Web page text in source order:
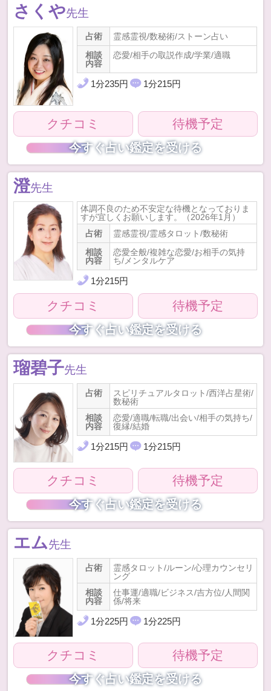
さくや先生
占術
霊感霊視/数秘術/ストーン占い
相談
内容
恋愛/相手の取説作成/学業/適職
1分235円 1分215円
クチコミ 待機予定
今すぐ占い鑑定を受ける
澄先生
体調不良のため不安定な待機となっておりま
すが宜しくお願いします。（2026年1月）
占術
霊感霊視/霊感タロット/数秘術
相談
内容
恋愛全般/複雑な恋愛/お相手の気持
ち/メンタルケア
1分215円
クチコミ 待機予定
今すぐ占い鑑定を受ける
瑠碧子先生
占術
スピリチュアルタロット/西洋占星術/
数秘術
相談
内容
恋愛/適職/転職/出会い/相手の気持ち/
復縁/結婚
1分215円 1分215円
クチコミ 待機予定
今すぐ占い鑑定を受ける
エム先生
占術
霊感タロット/ルーン/心理カウンセリ
ング
相談
内容
仕事運/適職/ビジネス/吉方位/人間関
係/将来
1分225円 1分225円
クチコミ 待機予定
今すぐ占い鑑定を受ける